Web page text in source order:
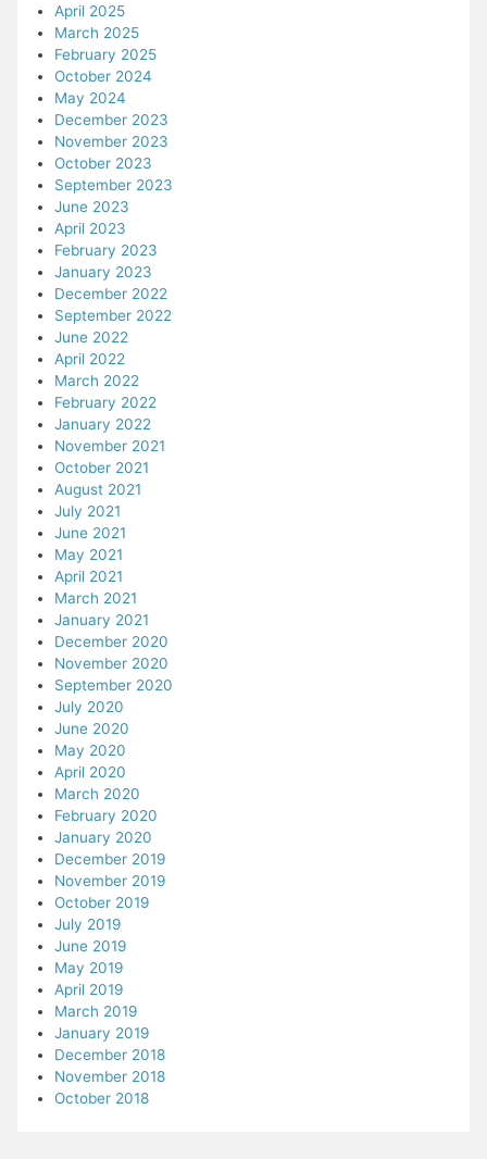
April 2025
March 2025
February 2025
October 2024
May 2024
December 2023
November 2023
October 2023
September 2023
June 2023
April 2023
February 2023
January 2023
December 2022
September 2022
June 2022
April 2022
March 2022
February 2022
January 2022
November 2021
October 2021
August 2021
July 2021
June 2021
May 2021
April 2021
March 2021
January 2021
December 2020
November 2020
September 2020
July 2020
June 2020
May 2020
April 2020
March 2020
February 2020
January 2020
December 2019
November 2019
October 2019
July 2019
June 2019
May 2019
April 2019
March 2019
January 2019
December 2018
November 2018
October 2018